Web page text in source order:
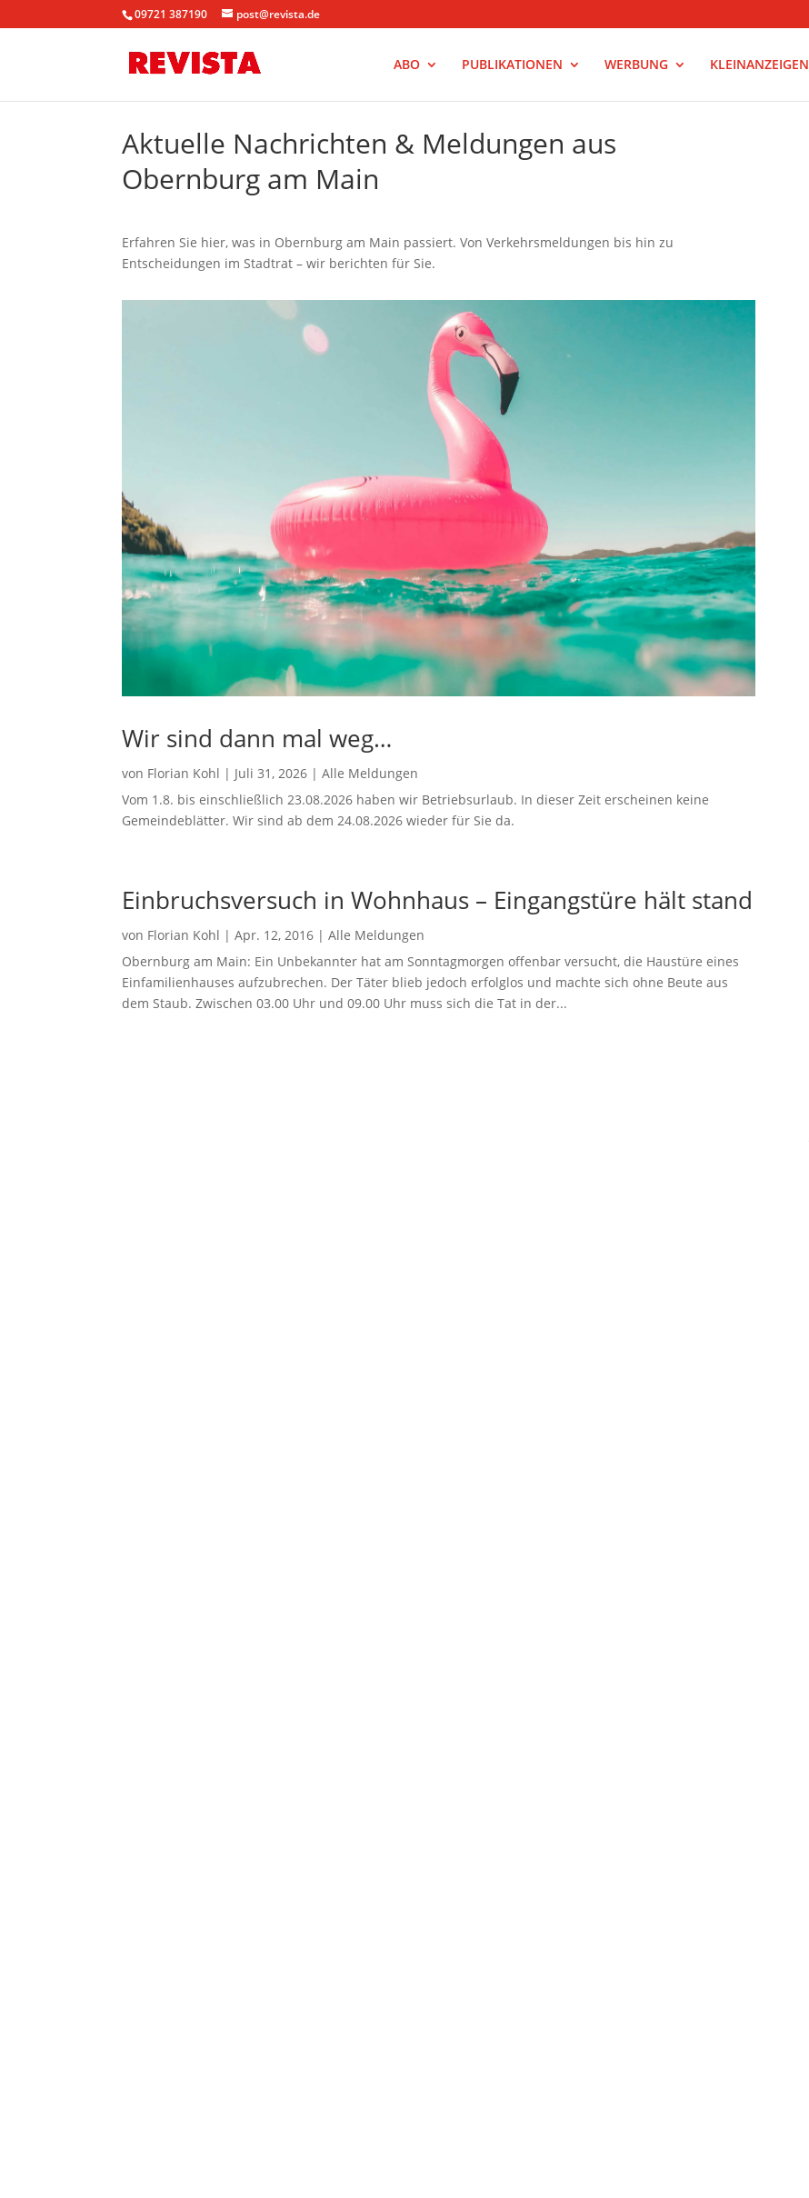
09721 387190 post@revista.de
ABO PUBLIKATIONEN WERBUNG KLEINANZEIGEN
Aktuelle Nachrichten & Meldungen aus
Obernburg am Main
Erfahren Sie hier, was in Obernburg am Main passiert. Von Verkehrsmeldungen bis hin zu
Entscheidungen im Stadtrat – wir berichten für Sie.
Wir sind dann mal weg…
von Florian Kohl | Juli 31, 2026 |Alle Meldungen
Vom 1.8. bis einschließlich 23.08.2026 haben wir Betriebsurlaub. In dieser Zeit erscheinen keine
Gemeindeblätter. Wir sind ab dem 24.08.2026 wieder für Sie da.
Einbruchsversuch in Wohnhaus – Eingangstüre hält stand
von Florian Kohl |Apr. 12, 2016 |Alle Meldungen
Obernburg am Main: Ein Unbekannter hat am Sonntagmorgen offenbar versucht, die Haustüre eines
Einfamilienhauses aufzubrechen. Der Täter blieb jedoch erfolglos und machte sich ohne Beute aus
dem Staub. Zwischen 03.00 Uhr und 09.00 Uhr muss sich die Tat in der...